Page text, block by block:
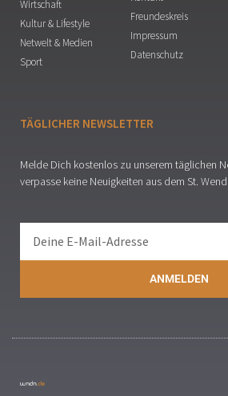
Wirtschaft
Kultur & Lifestyle
Netwelt & Medien
Sport
Freundeskreis
Impressum
Datenschutz
TÄGLICHER NEWSLETTER
Melde Dich kostenlos zu unserem täglichen
verpasse keine Neuigkeiten aus dem St.
ANMELDEN